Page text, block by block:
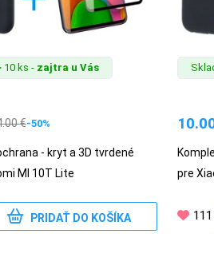
10 ks - zajtra u Vás
€-50%
- kryt a 3D tvrdené
MI 10T Lite
PRIDAŤ DO KOŠÍKA
pre
111